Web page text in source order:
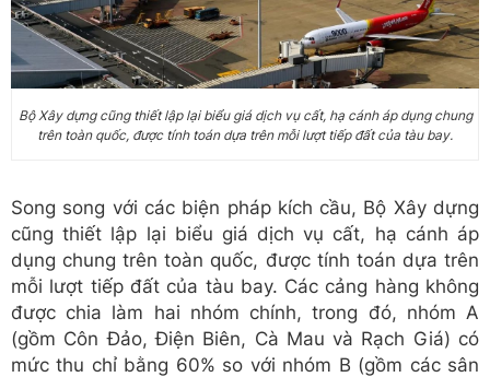
Bộ Xây dựng cũng thiết lập lại biểu giá dịch vụ cất, hạ cánh áp dụng chung
trên toàn quốc, được tính toán dựa trên mỗi lượt tiếp đất của tàu bay.
Song song với các biện pháp kích cầu, Bộ Xây dựng
cũng thiết lập lại biểu giá dịch vụ cất, hạ cánh áp
dụng chung trên toàn quốc, được tính toán dựa trên
mỗi lượt tiếp đất của tàu bay. Các cảng hàng không
được chia làm hai nhóm chính, trong đó, nhóm A
(gồm Côn Đảo, Điện Biên, Cà Mau và Rạch Giá) có
mức thu chỉ bằng 60% so với nhóm B (gồm các sân